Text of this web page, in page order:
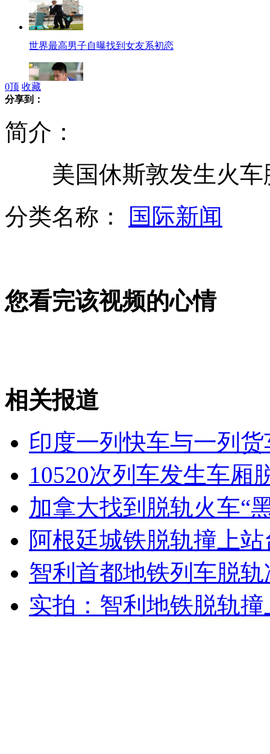
世界最高男子自曝找到女友系初恋
女教师网上咒骂骑车者被停职
警车遇事故掉头离开 当事人称没看到
山西运城恶犬咬伤多人 警民合力深夜将其击毙
女孩北京地铁殴打老人 痛下狠手拳打脚踢
无痛分娩是否安全 医生回应
外交部：反对强权政治霸凌主义
0顶 收藏
分享到：
简介：
美国休斯敦发生火车
分类名称：
国际新闻
您看完该视频的心情
相关报道
印度一列快车与一列
10520次列车发生车厢
加拿大找到脱轨火车“
阿根廷城铁脱轨撞上
智利首都地铁列车脱
实拍：智利地铁脱轨